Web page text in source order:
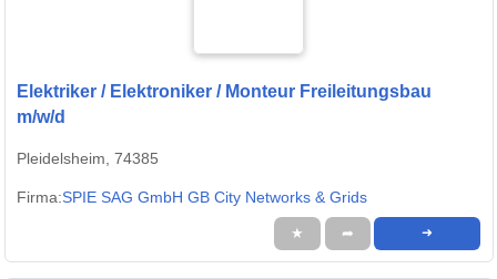
Elektriker / Elektroniker / Monteur Freileitungsbau
m/w/d
Pleidelsheim, 74385
Firma:SPIE SAG GmbH GB City Networks & Grids
★ ➦ ➜